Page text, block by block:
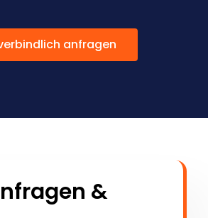
anfragen
&